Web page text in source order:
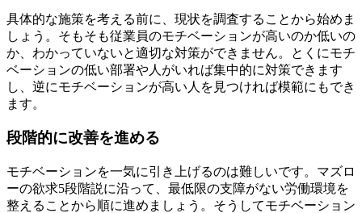
具体的な施策を考える前に、現状を調査することから始めま
しょう。そもそも従業員のモチベーションが高いのか低いの
か、わかっていないと適切な対策ができません。とくにモチ
ベーションの低い部署や人がいれば集中的に対策できます
し、逆にモチベーションが高い人を見つければ模範にもでき
ます。
段階的に改善を進める
モチベーションを一気に引き上げるのは難しいです。マズロ
ーの欲求5段階説に沿って、最低限の支障がない労働環境を
整えることから順に進めましょう。そうしてモチベーション